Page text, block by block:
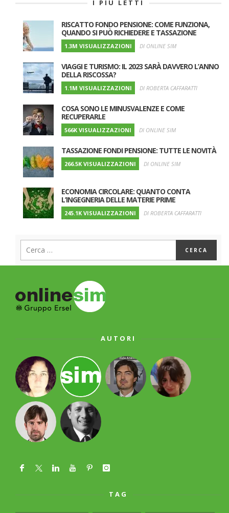
I PIÙ LETTI
RISCATTO FONDO PENSIONE: COME FUNZIONA,
QUANDO SI PUÒ RICHIEDERE E TASSAZIONE
1.3M VISUALIZZAZIONI DI ONLINE SIM
VIAGGI E TURISMO: IL 2023 SARÀ DAVVERO L’ANNO
DELLA RISCOSSA?
1.1M VISUALIZZAZIONI DI ROBERTA CAFFARATTI
COSA SONO LE MINUSVALENZE E COME
RECUPERARLE
566K VISUALIZZAZIONI DI ONLINE SIM
TASSAZIONE FONDI PENSIONE: TUTTE LE NOVITÀ
266.5K VISUALIZZAZIONI DI ONLINE SIM
ECONOMIA CIRCOLARE: QUANTO CONTA
L’INGEGNERIA DELLE MATERIE PRIME
245.1K VISUALIZZAZIONI DI ROBERTA CAFFARATTI
AUTORI
TAG